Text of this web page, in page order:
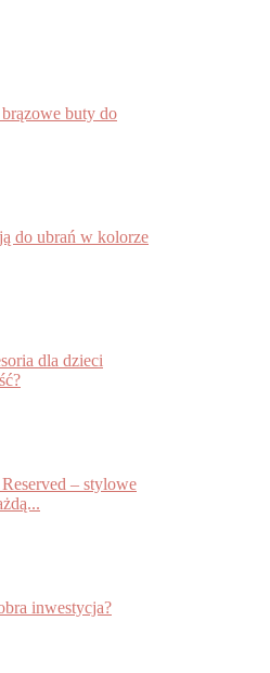
buty do
do ubrań w kolorze
dla dzieci
– stylowe
inwestycja?